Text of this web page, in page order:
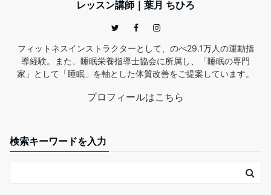
レッスン講師｜葉月 ちひろ
フィットネスインストラクターとして、のべ29.1万人の運動指
導経験。また、睡眠栄養指導士協会に所属し、「睡眠の専門
家」として「睡眠」を軸とした体質改善をご提案しています。
プロフィールはこちら
検索キーワードを入力